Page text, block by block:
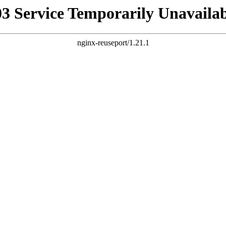
Service Temporarily
nginx-reuseport/1.21.1